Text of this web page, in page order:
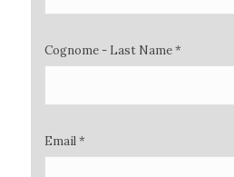
Cognome - Last Name *
Email *